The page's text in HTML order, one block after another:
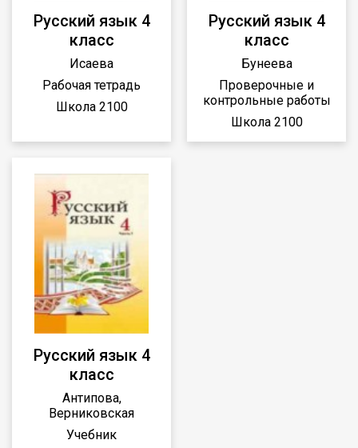
Русский язык 4
класс
Исаева
Рабочая тетрадь
Школа 2100
Русский язык 4
класс
Бунеева
Проверочные и
контрольные работы
Школа 2100
Русский язык 4
класс
Антипова,
Верниковская
Учебник